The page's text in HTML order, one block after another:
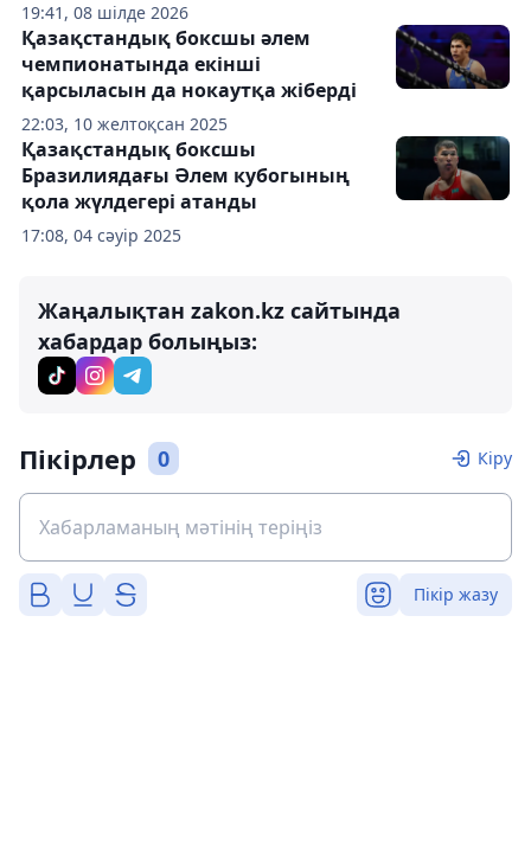
19:41, 08 шілде 2026
22:03, 10 желтоқсан 2025
Қазақстандық боксшы әлем
чемпионатында екінші
қарсыласын да нокаутқа жіберді
17:08, 04 сәуір 2025
Қазақстандық боксшы
Бразилиядағы Әлем кубогының
қола жүлдегері атанды
Жаңалықтан zakon.kz сайтында
хабардар болыңыз:
Пікірлер 0 Кіру
Пікір жазу